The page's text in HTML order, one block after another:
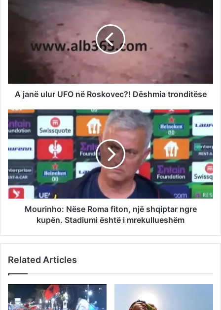
A janë ulur UFO në Roskovec?! Dëshmia tronditëse
Mourinho: Nëse Roma fiton, një shqiptar ngre
kupën. Stadiumi është i mrekullueshëm
Related Articles